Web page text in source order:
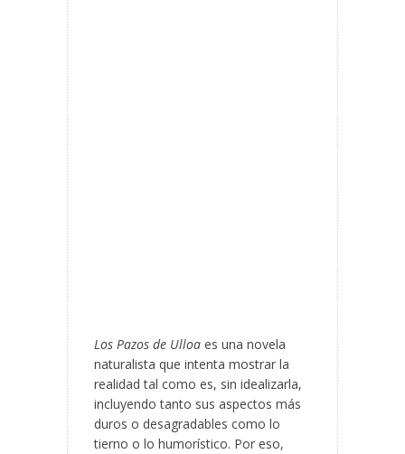
Los Pazos de Ulloa es una novela
naturalista que intenta mostrar la
realidad tal como es, sin idealizarla,
incluyendo tanto sus aspectos más
duros o desagradables como lo
tierno o lo humorístico. Por eso,